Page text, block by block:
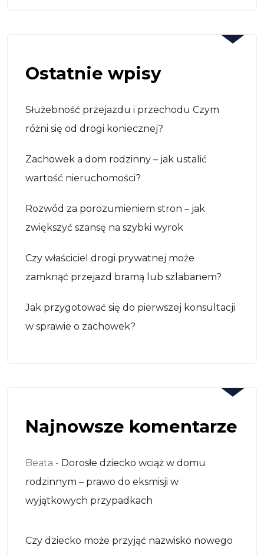
Ostatnie wpisy
Służebność przejazdu i przechodu Czym
różni się od drogi koniecznej?
Zachowek a dom rodzinny – jak ustalić
wartość nieruchomości?
Rozwód za porozumieniem stron – jak
zwiększyć szansę na szybki wyrok
Czy właściciel drogi prywatnej może
zamknąć przejazd bramą lub szlabanem?
Jak przygotować się do pierwszej konsultacji
w sprawie o zachowek?
Najnowsze komentarze
Beata - Dorosłe dziecko wciąż w domu
rodzinnym – prawo do eksmisji w
wyjątkowych przypadkach
Czy dziecko może przyjąć nazwisko nowego